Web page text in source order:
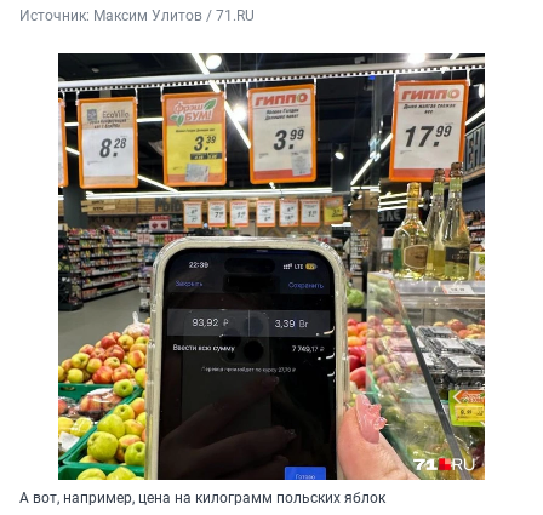
Источник: Максим Улитов / 71.RU
А вот, например, цена на килограмм польских яблок